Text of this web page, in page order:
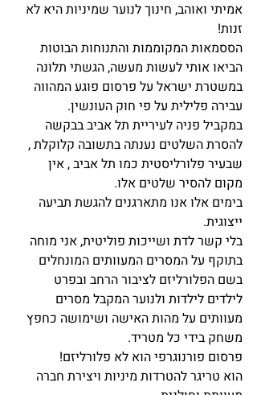
אמיתי ואוהב, חינוך לנוער שמיניות היא לא
זנות!
הססמאות המקוממות והתנוחות הבוטות
הביאו אותי לעשות מעשה, הגשתי תלונה
במשטרת ישראל על פרסום פוגע המהווה
עבירה פלילית על פי חוק העונשין.
במקביל פניה לעיריית תל אביב בבקשה
להסרת השלטים נענתה בתשובה קלוקלת ,
שבעיר פלורליסטית כמו תל אביב , אין
מקום להסיר שלטים אלו.
בימים אלו אנו מתארגנים להגשת תביעה
ייצוגית.
בלי קשר לדת ושייכות פוליטית, אני מוחה
בתוקף על המסרים המעוותים המונחלים
בשם הפלורליזם לציבור הרחב ובפרט
לילדים לילדות ולנוער המקבל מסרים
מעוותים על מהות האישה ושימושה כחפץ
משחק בידי כל מטריד.
פרסום פורנוגרפי הוא לא פלורליזם!
הוא טריגר להטרדות מיניות ויצירת חברה